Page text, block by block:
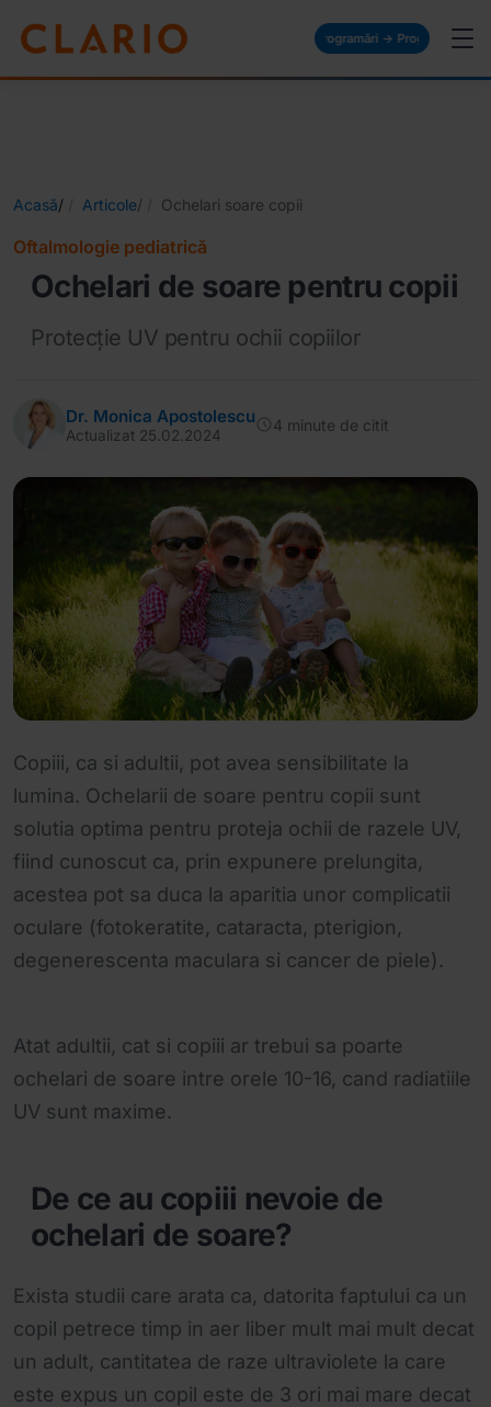
Programări → Programări → Programări →
Acasă Articole Ochelari soare copii
Oftalmologie pediatrică
Ochelari de soare pentru copii
Protecție UV pentru ochii copiilor
Dr. Monica Apostolescu
Actualizat 25.02.2024
4 minute de citit
Copiii, ca si adultii, pot avea sensibilitate la
lumina. Ochelarii de soare pentru copii sunt
solutia optima pentru proteja ochii de razele UV,
fiind cunoscut ca, prin expunere prelungita,
acestea pot sa duca la aparitia unor complicatii
oculare (fotokeratite, cataracta, pterigion,
degenerescenta maculara si cancer de piele).
Atat adultii, cat si copiii ar trebui sa poarte
ochelari de soare intre orele 10-16, cand radiatiile
UV sunt maxime.
De ce au copiii nevoie de
ochelari de soare?
Exista studii care arata ca, datorita faptului ca un
copil petrece timp in aer liber mult mai mult decat
un adult, cantitatea de raze ultraviolete la care
este expus un copil este de 3 ori mai mare decat